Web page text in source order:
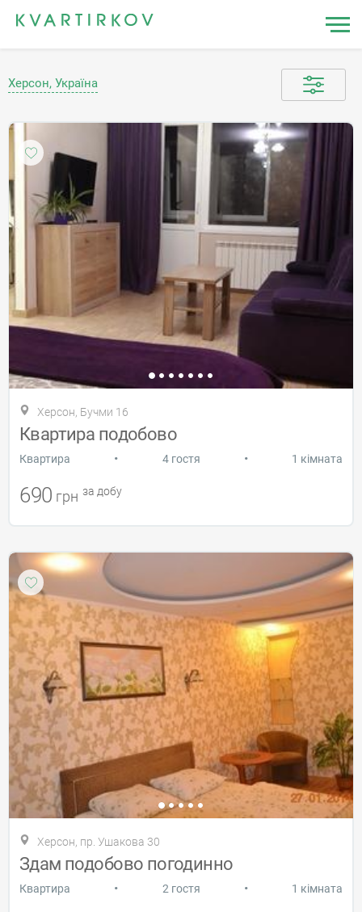
Херсон, Україна
Херсон, Бучми 16
Квартира подобово
Квартира • 4 гостя • 1 кімната
690 грн за добу
Херсон, пр. Ушакова 30
Здам подобово погодинно
Квартира • 2 гостя • 1 кімната